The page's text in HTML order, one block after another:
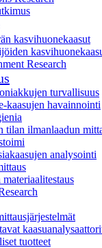
kasvihuonekaasut
Research
turvallisuus
kaasujen havainnointi
tilan ilmanlaadun
analysointi
tuotteet